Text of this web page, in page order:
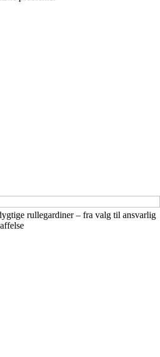
rullegardiner – fra valg til ansvarlig